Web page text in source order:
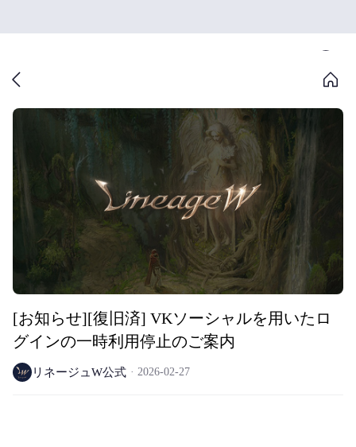
[お知らせ][復旧済] VKソーシャルを用いたロ
グインの一時利用停止のご案内
リネージュW公式 2026-02-27